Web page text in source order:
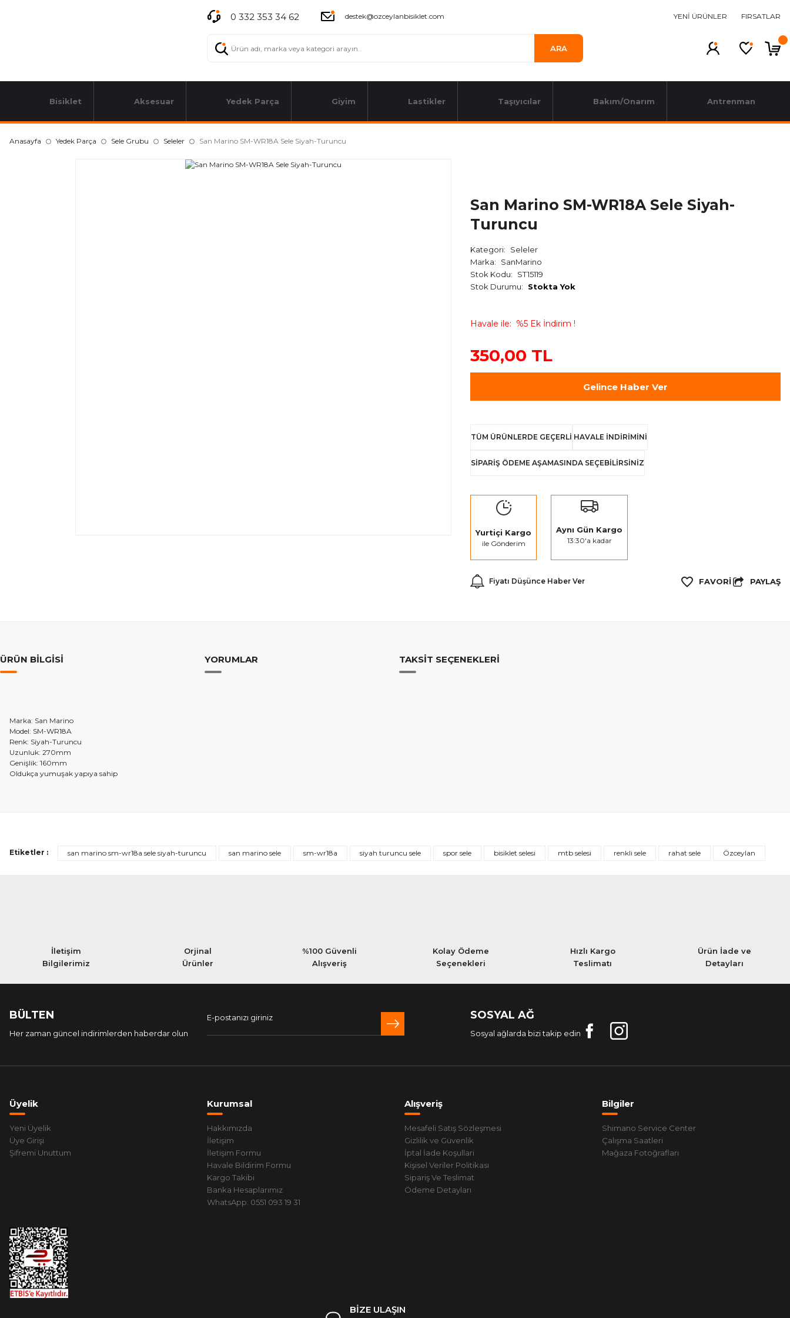
0 332 353 34 62 destek@ozceylanbisiklet.com YENİ ÜRÜNLER FIRSATLAR
ARA
Bisiklet Aksesuar Yedek Parça Giyim Lastikler Taşıyıcılar Bakım/Onarım Antrenman
Anasayfa Yedek Parça Sele Grubu Seleler San Marino SM-WR18A Sele Siyah-Turuncu
San Marino SM-WR18A Sele Siyah-
Turuncu
Kategori
Seleler
Marka
SanMarino
Stok Kodu
ST15119
Stok Durumu
Stokta Yok
Havale ile %5 Ek İndirim !
350,00 TL
Gelince Haber Ver
TÜM ÜRÜNLERDE GEÇERLİ HAVALE İNDİRİMİNİ
SİPARİŞ ÖDEME AŞAMASINDA SEÇEBİLİRSİNİZ
Yurtiçi Kargo
ile Gönderim
Aynı Gün Kargo
13:30'a kadar
Fiyatı Düşünce Haber Ver PAYLAŞ
ÜRÜN BILGISI YORUMLAR TAKSIT SEÇENEKLERI
Marka: San Marino
Model: SM-WR18A
Renk: Siyah-Turuncu
Uzunluk: 270mm
Genişlik: 160mm
Oldukça yumuşak yapıya sahip
Etiketler : san marino sm-wr18a sele siyah-turuncu san marino sele sm-wr18a siyah turuncu sele spor sele bisiklet selesi mtb selesi renkli sele rahat sele Özceylan
İletişim
Bilgilerimiz
Orjinal
Ürünler
%100 Güvenli
Alışveriş
Kolay Ödeme
Seçenekleri
Hızlı Kargo
Teslimatı
Ürün İade ve
Detayları
BÜLTEN
Her zaman güncel indirimlerden haberdar olun
SOSYAL AĞ
Sosyal ağlarda bizi takip edin
Üyelik
Yeni Üyelik
Üye Girişi
Şifremi Unuttum
Kurumsal
Hakkımızda
İletişim
İletişim Formu
Havale Bildirim Formu
Kargo Takibi
Banka Hesaplarımız
WhatsApp: 0551 093 19 31
Alışveriş
Mesafeli Satış Sözleşmesi
Gizlilik ve Güvenlik
İptal İade Koşullari
Kişisel Veriler Politikası
Sipariş Ve Teslimat
Ödeme Detayları
Bilgiler
Shimano Service Center
Çalışma Saatleri
Mağaza Fotoğrafları
BİZE ULAŞIN